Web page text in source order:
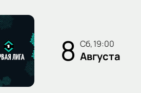
8 сб, 19:00
Августа